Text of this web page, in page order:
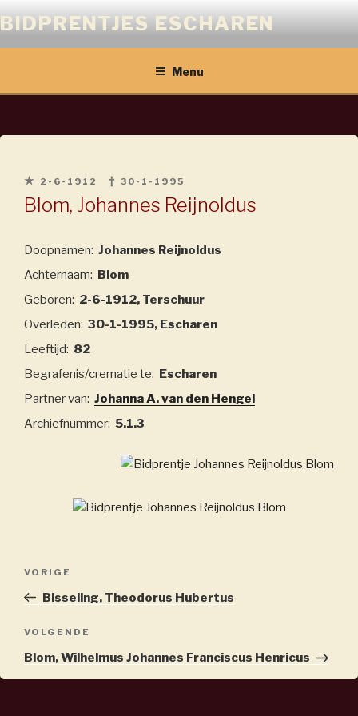
de
inhoud
BIDPRENTJES ESCHAREN
Menu
2-6-1912 30-1-1995
Blom, Johannes Reijnoldus
Doopnamen: Johannes Reijnoldus
Achternaam: Blom
Geboren: 2-6-1912, Terschuur
Overleden: 30-1-1995, Escharen
Leeftijd: 82
Begrafenis/crematie te: Escharen
Partner van: Johanna A. van den Hengel
Archiefnummer: 5.1.3
Vorig
bericht
VORIGE
Bisseling, Theodorus Hubertus
Volgend
bericht
VOLGENDE
Blom, Wilhelmus Johannes Franciscus Henricus